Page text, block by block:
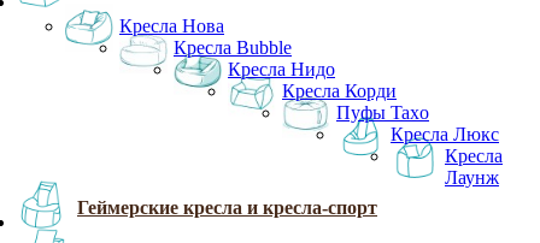
Кресла Нова
Кресла Bubble
Кресла Нидо
Кресла Корди
Пуфы Taxo
Кресла Люкс
Кресла
Лаунж
Геймерские кресла и кресла-спорт